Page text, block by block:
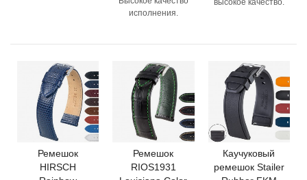
исполнения.
высокое качество.
Ремешок
HIRSCH
Ремешок
RIOS1931
Каучуковый
ремешок Stailer